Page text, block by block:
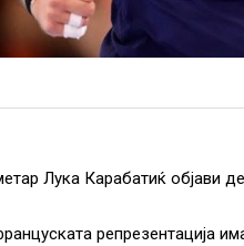
Лука Карабатиќ објави
репрезентација